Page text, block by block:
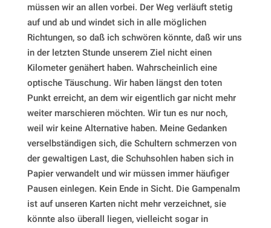
müssen wir an allen vorbei. Der Weg verläuft stetig
auf und ab und windet sich in alle möglichen
Richtungen, so daß ich schwören könnte, daß wir uns
in der letzten Stunde unserem Ziel nicht einen
Kilometer genähert haben. Wahrscheinlich eine
optische Täuschung. Wir haben längst den toten
Punkt erreicht, an dem wir eigentlich gar nicht mehr
weiter marschieren möchten. Wir tun es nur noch,
weil wir keine Alternative haben. Meine Gedanken
verselbständigen sich, die Schultern schmerzen von
der gewaltigen Last, die Schuhsohlen haben sich in
Papier verwandelt und wir müssen immer häufiger
Pausen einlegen. Kein Ende in Sicht. Die Gampenalm
ist auf unseren Karten nicht mehr verzeichnet, sie
könnte also überall liegen, vielleicht sogar in